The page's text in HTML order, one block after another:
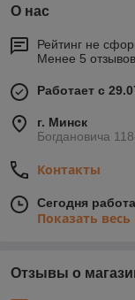
О нас
Рейтинг не
Менее 5
Работает с
г. Минск
Богдановича
Контакты
Сегодня
Показать
Отзывы о